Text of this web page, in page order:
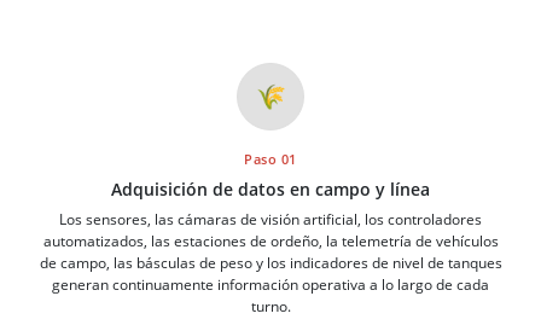
🌾
Paso 01
Adquisición de datos en campo y línea
Los sensores, las cámaras de visión artificial, los controladores
automatizados, las estaciones de ordeño, la telemetría de vehículos
de campo, las básculas de peso y los indicadores de nivel de tanques
generan continuamente información operativa a lo largo de cada
turno.